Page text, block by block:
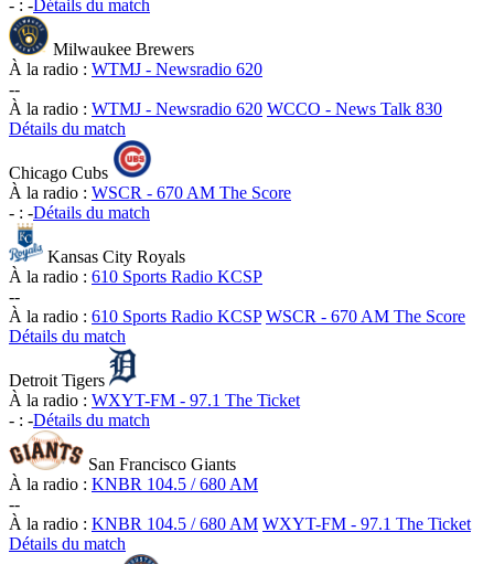
- : - Détails du match
Milwaukee Brewers
À la radio : WTMJ - Newsradio 620
--
À la radio : WTMJ - Newsradio 620 WCCO - News Talk 830
Détails du match
Chicago Cubs
À la radio : WSCR - 670 AM The Score
- : -Détails du match
Kansas City Royals
À la radio : 610 Sports Radio KCSP
--
À la radio : 610 Sports Radio KCSP WSCR - 670 AM The Score
Détails du match
Detroit Tigers
À la radio : WXYT-FM - 97.1 The Ticket
- : -Détails du match
San Francisco Giants
À la radio : KNBR 104.5 / 680 AM
--
À la radio : KNBR 104.5 / 680 AM WXYT-FM - 97.1 The Ticket
Détails du match